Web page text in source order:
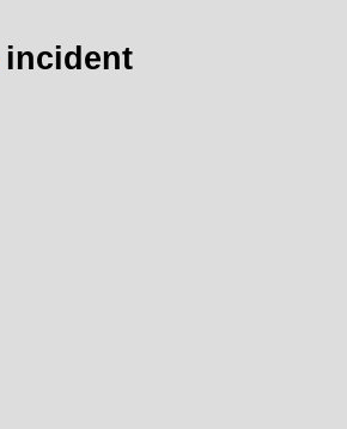
incident